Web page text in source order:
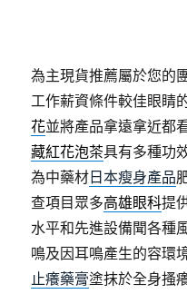
為主現貨推薦屬於您的
工作薪資條件較佳眼睛
花並將產品拿遠拿近都
藏紅花泡茶具有多種功
為中藥材 日本瘦身產品
查項目眾多高雄眼科提
水平和先進設備聞各種
鳴及因耳鳴產生的容環
止癢藥膏塗抹於全身搔